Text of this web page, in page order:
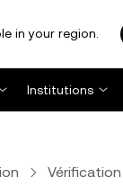
in your region.
Institutions